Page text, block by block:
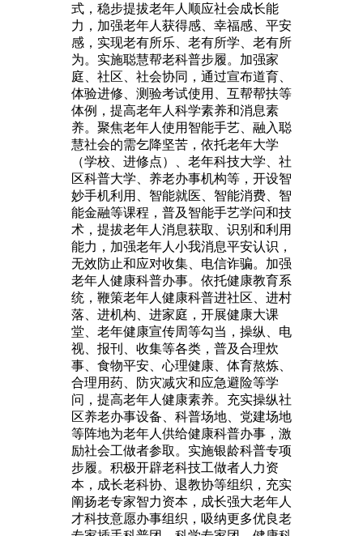
式，稳步提拔老年人顺应社会成长能
力，加强老年人获得感、幸福感、平安
感，实现老有所乐、老有所学、老有所
为。实施聪慧帮老科普步履。加强家
庭、社区、社会协同，通过宣布道育、
体验进修、测验考试使用、互帮帮扶等
体例，提高老年人科学素养和消息素
养。聚焦老年人使用智能手艺、融入聪
慧社会的需乞降坚苦，依托老年大学
（学校、进修点）、老年科技大学、社
区科普大学、养老办事机构等，开设智
妙手机利用、智能就医、智能消费、智
能金融等课程，普及智能手艺学问和技
术，提拔老年人消息获取、识别和利用
能力，加强老年人小我消息平安认识，
无效防止和应对收集、电信诈骗。加强
老年人健康科普办事。依托健康教育系
统，鞭策老年人健康科普进社区、进村
落、进机构、进家庭，开展健康大课
堂、老年健康宣传周等勾当，操纵、电
视、报刊、收集等各类，普及合理炊
事、食物平安、心理健康、体育熬炼、
合理用药、防灾减灾和应急避险等学
问，提高老年人健康素养。充实操纵社
区养老办事设备、科普场地、党建场地
等阵地为老年人供给健康科普办事，激
励社会工做者参取。实施银龄科普专项
步履。积极开辟老科技工做者人力资
本，成长老科协、退教协等组织，充实
阐扬老专家智力资本，成长强大老年人
才科技意愿办事组织，吸纳更多优良老